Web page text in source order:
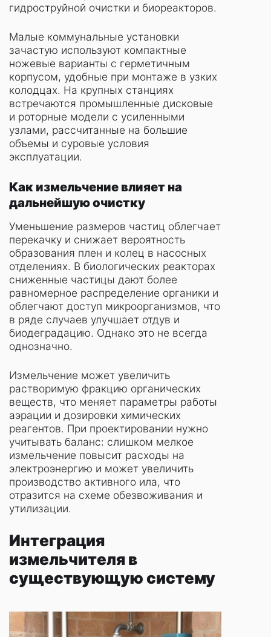
гидроструйной очистки и биореакторов.
Малые коммунальные установки
зачастую используют компактные
ножевые варианты с герметичным
корпусом, удобные при монтаже в узких
колодцах. На крупных станциях
встречаются промышленные дисковые
и роторные модели с усиленными
узлами, рассчитанные на большие
объемы и суровые условия
эксплуатации.
Как измельчение влияет на
дальнейшую очистку
Уменьшение размеров частиц облегчает
перекачку и снижает вероятность
образования плен и колец в насосных
отделениях. В биологических реакторах
сниженные частицы дают более
равномерное распределение органики и
облегчают доступ микроорганизмов, что
в ряде случаев улучшает отдув и
биодеградацию. Однако это не всегда
однозначно.
Измельчение может увеличить
растворимую фракцию органических
веществ, что меняет параметры работы
аэрации и дозировки химических
реагентов. При проектировании нужно
учитывать баланс: слишком мелкое
измельчение повысит расходы на
электроэнергию и может увеличить
производство активного ила, что
отразится на схеме обезвоживания и
утилизации.
Интеграция
измельчителя в
существующую систему